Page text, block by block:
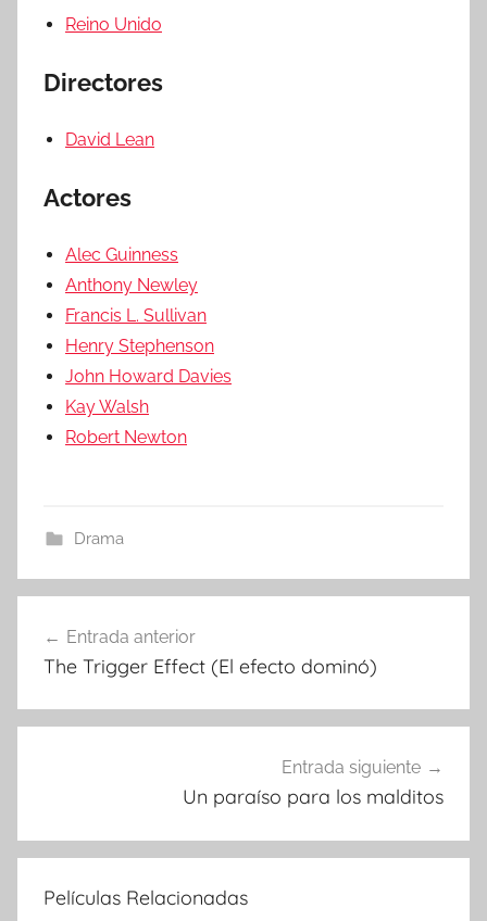
Reino Unido
Directores
David Lean
Actores
Alec Guinness
Anthony Newley
Francis L. Sullivan
Henry Stephenson
John Howard Davies
Kay Walsh
Robert Newton
Drama
Navegación
de
entradas
Entrada anterior
The Trigger Effect (El efecto dominó)
Entrada siguiente
Un paraíso para los malditos
Películas Relacionadas